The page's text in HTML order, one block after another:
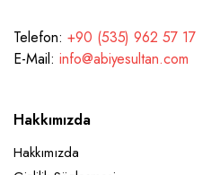
Telefon: +90 (535) 962 57 17
E-Mail: info@abiyesultan.com
Hakkımızda
Hakkımızda